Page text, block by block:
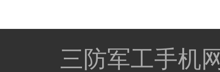
三防军工手机